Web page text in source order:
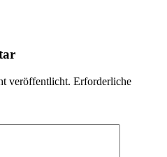
veröffentlicht. Erforderliche